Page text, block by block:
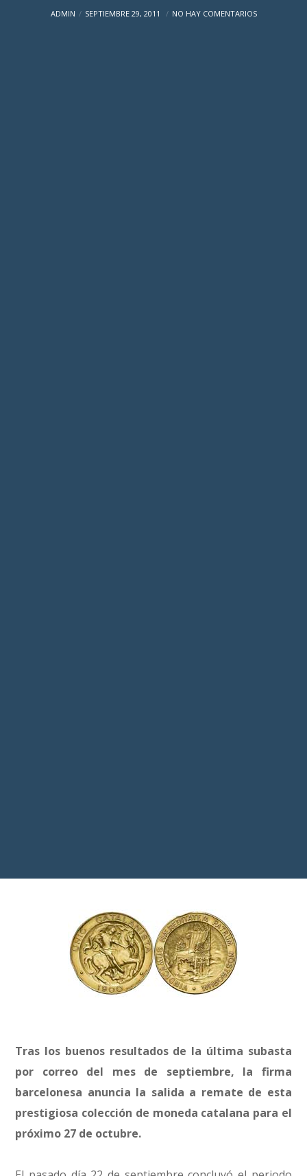
ADMIN SEPTIEMBRE 29, 2011 NO HAY COMENTARIOS
Tras los buenos resultados de la última subasta
por correo del mes de septiembre, la firma
barcelonesa anuncia la salida a remate de esta
prestigiosa colección de moneda catalana para el
próximo 27 de octubre.